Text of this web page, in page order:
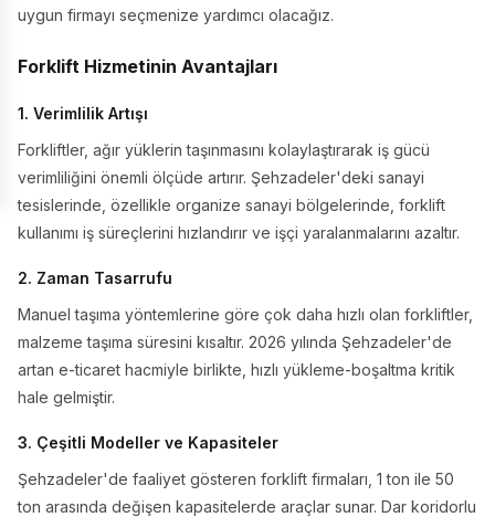
uygun firmayı seçmenize yardımcı olacağız.
Forklift Hizmetinin Avantajları
1. Verimlilik Artışı
Forkliftler, ağır yüklerin taşınmasını kolaylaştırarak iş gücü
verimliliğini önemli ölçüde artırır. Şehzadeler'deki sanayi
tesislerinde, özellikle organize sanayi bölgelerinde, forklift
kullanımı iş süreçlerini hızlandırır ve işçi yaralanmalarını azaltır.
2. Zaman Tasarrufu
Manuel taşıma yöntemlerine göre çok daha hızlı olan forkliftler,
malzeme taşıma süresini kısaltır. 2026 yılında Şehzadeler'de
artan e-ticaret hacmiyle birlikte, hızlı yükleme-boşaltma kritik
hale gelmiştir.
3. Çeşitli Modeller ve Kapasiteler
Şehzadeler'de faaliyet gösteren forklift firmaları, 1 ton ile 50
ton arasında değişen kapasitelerde araçlar sunar. Dar koridorlu